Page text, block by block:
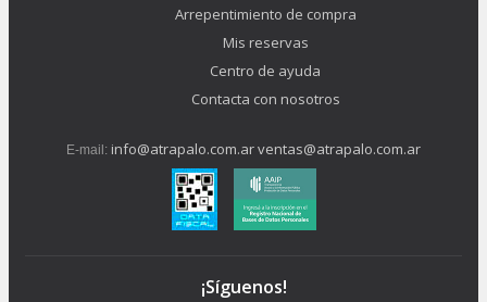
Arrepentimiento de compra
Mis reservas
Centro de ayuda
Contacta con nosotros
E-mail: info@atrapalo.com.arventas@atrapalo.com.ar
¡Síguenos!